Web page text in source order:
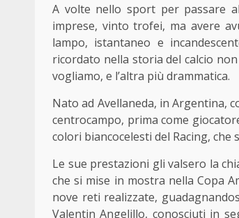
A volte nello sport per passare
imprese, vinto trofei, ma avere
lampo, istantaneo e
ricordato nella storia del calcio
vogliamo, e l’altra più drammatica.
Nato ad Avellaneda, in Argentina,
centrocampo, prima come
colori biancocelesti del Racing,
Le sue prestazioni gli valsero la
che si mise in mostra nella Copa
nove reti realizzate,
Valentin Angelillo, conosciuti in